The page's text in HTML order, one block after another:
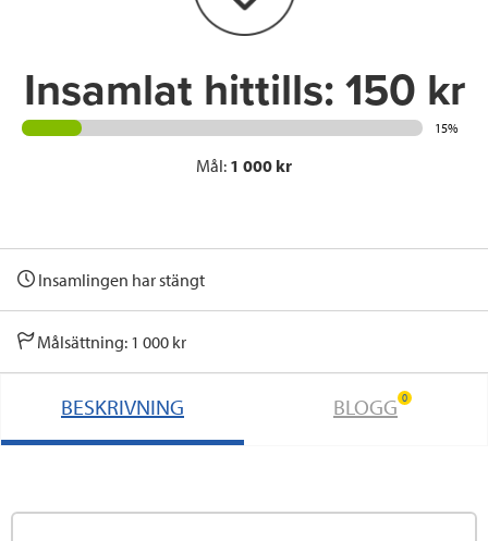
n
Insamlat hittills: 150 kr
15%
Mål: 1 000 kr
Insamlingen har stängt
Målsättning: 1 000 kr
BESKRIVNING BLOGG 0